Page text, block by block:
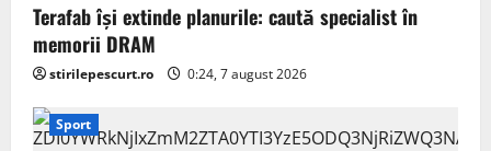
Terafab își extinde planurile: caută specialist în
memorii DRAM
stirilepescurt.ro 0:24, 7 august 2026
Sport